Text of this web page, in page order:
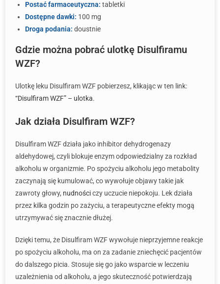
Postać farmaceutyczna: tabletki
Dostępne dawki: 100 mg
Droga podania: doustnie
Gdzie można pobrać ulotkę Disulfiramu
WZF?
Ulotkę leku Disulfiram WZF pobierzesz, klikając w ten link:
“Disulfiram WZF” – ulotka.
Jak działa Disulfiram WZF?
Disulfiram WZF działa jako inhibitor dehydrogenazy
aldehydowej, czyli blokuje enzym odpowiedzialny za rozkład
alkoholu w organizmie. Po spożyciu alkoholu jego metabolity
zaczynają się kumulować, co wywołuje objawy takie jak
zawroty głowy, nudnościczy uczucie niepokoju. Lek działa
przez kilka godzin po zażyciu, a terapeutyczne efekty mogą
utrzymywać się znacznie dłużej.
Dzięki temu, że Disulfiram WZF wywołuje nieprzyjemne reakcje
po spożyciu alkoholu, ma on za zadanie zniechęcić pacjentów
do dalszego picia. Stosuje się go jako wsparcie w leczeniu
uzależnienia od alkoholu, a jego skuteczność potwierdzają